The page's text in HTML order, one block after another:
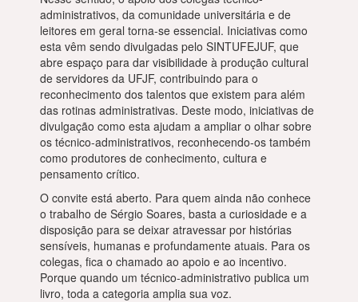
administrativos, da comunidade universitária e de
leitores em geral torna-se essencial. Iniciativas como
esta vêm sendo divulgadas pelo SINTUFEJUF, que
abre espaço para dar visibilidade à produção cultural
de servidores da UFJF, contribuindo para o
reconhecimento dos talentos que existem para além
das rotinas administrativas. Deste modo, iniciativas de
divulgação como esta ajudam a ampliar o olhar sobre
os técnico-administrativos, reconhecendo-os também
como produtores de conhecimento, cultura e
pensamento crítico.
O convite está aberto. Para quem ainda não conhece
o trabalho de Sérgio Soares, basta a curiosidade e a
disposição para se deixar atravessar por histórias
sensíveis, humanas e profundamente atuais. Para os
colegas, fica o chamado ao apoio e ao incentivo.
Porque quando um técnico-administrativo publica um
livro, toda a categoria amplia sua voz.